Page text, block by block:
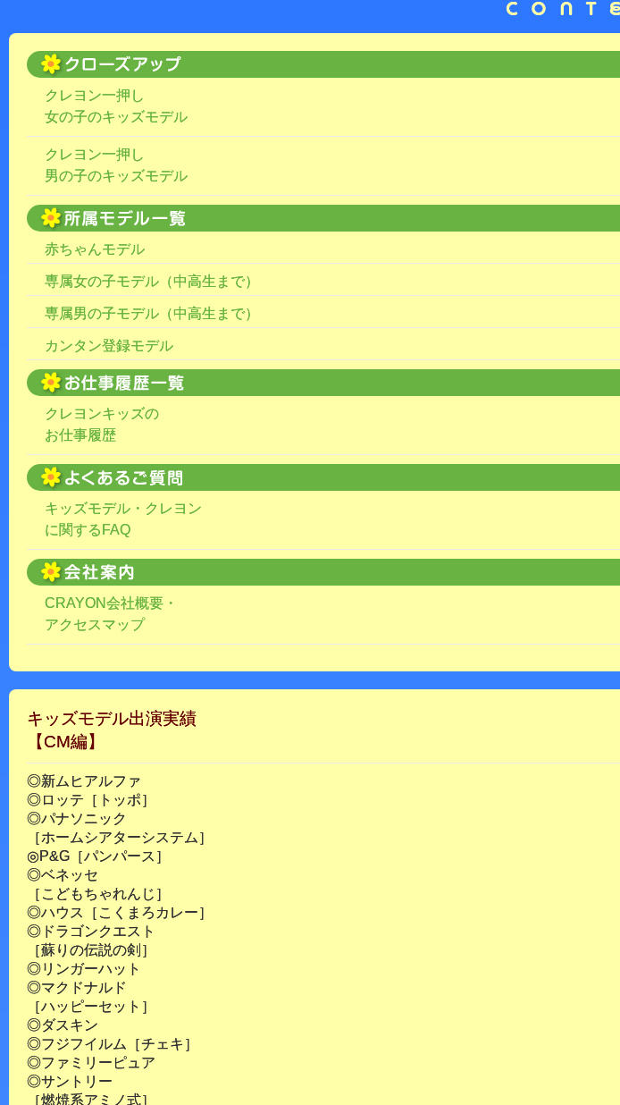
クレヨン一押し
女の子のキッズモデル
クレヨン一押し
男の子のキッズモデル
赤ちゃんモデル
専属女の子モデル（中高生まで）
専属男の子モデル（中高生まで）
カンタン登録モデル
クレヨンキッズの
お仕事履歴
キッズモデル・クレヨン
に関するFAQ
CRAYON会社概要・
アクセスマップ
キッズモデル出演実績
【CM編】
◎新ムヒアルファ
◎ロッテ［トッポ］
◎パナソニック
［ホームシアターシステム］
◎P&G［パンパース］
◎ベネッセ
［こどもちゃれんじ］
◎ハウス［こくまろカレー］
◎ドラゴンクエスト
［蘇りの伝説の剣］
◎リンガーハット
◎マクドナルド
［ハッピーセット］
◎ダスキン
◎フジフイルム［チェキ］
◎ファミリーピュア
◎サントリー
［燃焼系アミノ式］